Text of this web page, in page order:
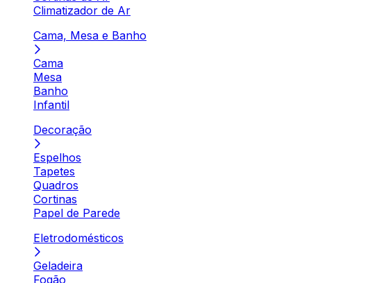
Climatizador de Ar
Cama, Mesa e Banho
Cama
Mesa
Banho
Infantil
Decoração
Espelhos
Tapetes
Quadros
Cortinas
Papel de Parede
Eletrodomésticos
Geladeira
Fogão